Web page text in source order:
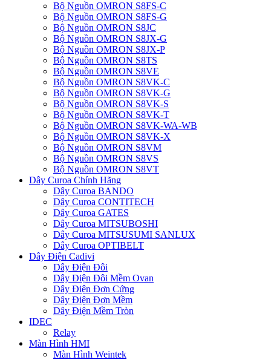
Bộ Nguồn OMRON S8FS-C
Bộ Nguồn OMRON S8FS-G
Bộ Nguồn OMRON S8JC
Bộ Nguồn OMRON S8JX-G
Bộ Nguồn OMRON S8JX-P
Bộ Nguồn OMRON S8TS
Bộ Nguồn OMRON S8VE
Bộ Nguồn OMRON S8VK-C
Bộ Nguồn OMRON S8VK-G
Bộ Nguồn OMRON S8VK-S
Bộ Nguồn OMRON S8VK-T
Bộ Nguồn OMRON S8VK-WA-WB
Bộ Nguồn OMRON S8VK-X
Bộ Nguồn OMRON S8VM
Bộ Nguồn OMRON S8VS
Bộ Nguồn OMRON S8VT
Dây Curoa Chính Hãng
Dây Curoa BANDO
Dây Curoa CONTITECH
Dây Curoa GATES
Dây Curoa MITSUBOSHI
Dây Curoa MITSUSUMI SANLUX
Dây Curoa OPTIBELT
Dây Điện Cadivi
Dây Điện Đôi
Dây Điện Đôi Mềm Ovan
Dây Điện Đơn Cứng
Dây Điện Đơn Mềm
Dây Điện Mềm Tròn
IDEC
Relay
Màn Hình HMI
Màn Hình Weintek